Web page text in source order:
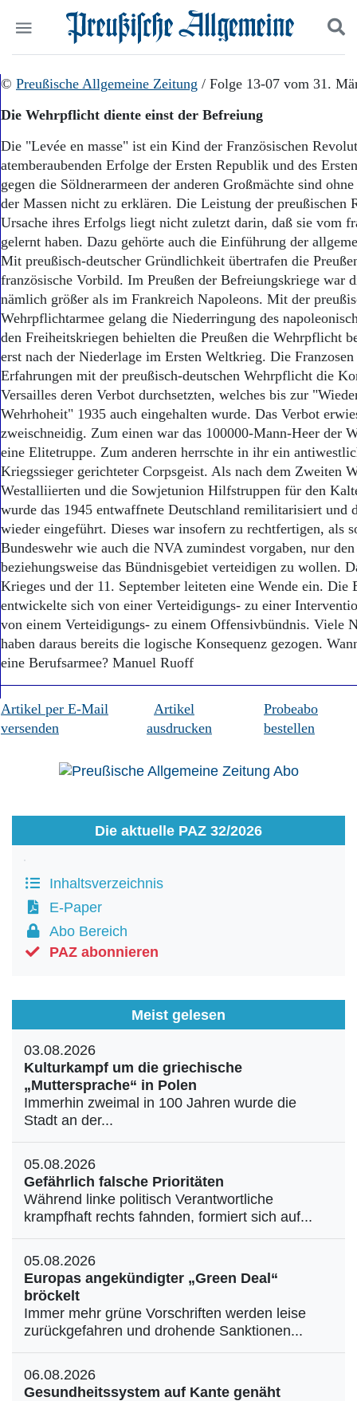
Start
Wer wir sind
Aktuelle Ausgabe
Abonnenten-Login
Abonnent werden
Abo Prämien
Archiv
Mediadaten
Politik
Wirtschaft
Gesellschaft
Leben
Geschichte
Ostpreußen
Pommern
Berlin-Brandenburg
Schlesien
Danzig und Westpreußen
Bücher
Kontakt
Impressum
Datenschutz
Suchen und finden
© Preußische Allgemeine Zeitung / Folge 13-07 vom 31.
Die Wehrpflicht diente einst der Befreiung
Die "Levée en masse" ist ein Kind der Französischen
atemberaubenden Erfolge der Ersten Republik und des
gegen die Söldnerarmeen der anderen Großmächte sind
der Massen nicht zu erklären. Die Leistung der preußischen
Ursache ihres Erfolgs liegt nicht zuletzt darin, daß sie vom
gelernt haben. Dazu gehörte auch die Einführung der
Mit preußisch-deutscher Gründlichkeit übertrafen die
französische Vorbild. Im Preußen der Befreiungskriege war
nämlich größer als im Frankreich Napoleons. Mit der
Wehrpflichtarmee gelang die Niederringung des
den Freiheitskriegen behielten die Preußen die Wehrpflicht
erst nach der Niederlage im Ersten Weltkrieg. Die
Erfahrungen mit der preußisch-deutschen Wehrpflicht die
Versailles deren Verbot durchsetzten, welches bis zur
Wehrhoheit" 1935 auch eingehalten wurde. Das Verbot
zweischneidig. Zum einen war das 100000-Mann-Heer der
eine Elitetruppe. Zum anderen herrschte in ihr ein
Kriegssieger gerichteter Corpsgeist. Als nach dem Zweiten
Westalliierten und die Sowjetunion Hilfstruppen für den
wurde das 1945 entwaffnete Deutschland remilitarisiert und
wieder eingeführt. Dieses war insofern zu rechtfertigen, als
Bundeswehr wie auch die NVA zumindest vorgaben, nur den
beziehungsweise das Bündnisgebiet verteidigen zu wollen.
Krieges und der 11. September leiteten eine Wende ein. Die
entwickelte sich von einer Verteidigungs- zu einer
von einem Verteidigungs- zu einem Offensivbündnis. Viele
haben daraus bereits die logische Konsequenz gezogen.
eine Berufsarmee? Manuel Ruoff
Artikel per E-Mail
versenden
Artikel
ausdrucken
Probeabo
bestellen
Die aktuelle PAZ 32/2026
Inhaltsverzeichnis
E-Paper
Abo Bereich
PAZ abonnieren
Meist gelesen
03.08.2026
Kulturkampf um die griechische
„Muttersprache“ in Polen
Immerhin zweimal in 100 Jahren wurde die
Stadt an der...
05.08.2026
Gefährlich falsche Prioritäten
Während linke politisch Verantwortliche
krampfhaft rechts fahnden, formiert sich auf...
05.08.2026
Europas angekündigter „Green Deal“
bröckelt
Immer mehr grüne Vorschriften werden leise
zurückgefahren und drohende Sanktionen...
06.08.2026
Gesundheitssystem auf Kante genäht